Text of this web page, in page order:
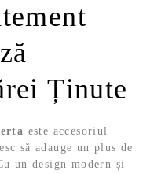
Ținute
este accesoriul
să adauge un plus de
un design modern și